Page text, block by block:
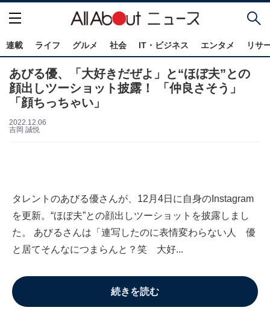
連載 ライフ グルメ 社会 IT・ビジネス エンタメ リサ
あびる優、「大好きだぜよ」と“ほぼ夫”との
顔出しツーショット披露！ 「仲良さそう」
「顔ちっちゃい」
2022.12.06
吉岡 誠悦
タレントのあびる優さんが、12月4日に自身のInstagram
を更新。“ほぼ夫”との顔出しツーショットを披露しまし
た。 あびるさんは「連写したのに表情変わらない人 優
と居てそんなにつまらんと？笑 大好...
続きを読む